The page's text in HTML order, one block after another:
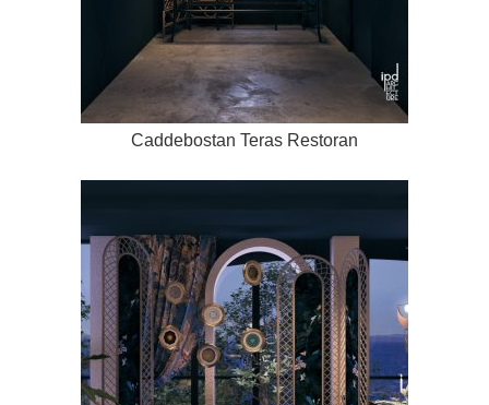
Caddebostan Teras Restoran